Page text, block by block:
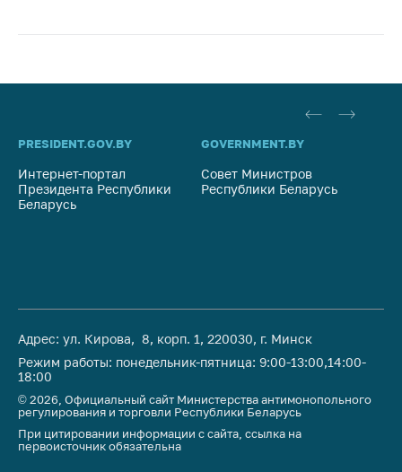
PRESIDENT.GOV.BY
Интернет-портал
Президента Республики
Беларусь
GOVERNMENT.BY
Совет Министров
Республики Беларусь
Адрес: ул. Кирова, 8, корп. 1, 220030, г. Минск
Режим работы: понедельник-пятница: 9:00-13:00,14:00-
18:00
© 2026, Официальный сайт Министерства антимонопольного
регулирования и торговли Республики Беларусь
При цитировании информации с сайта, ссылка на
первоисточник обязательна